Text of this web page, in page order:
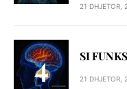
21 DHJETOR,
SI
21 DHJETOR,